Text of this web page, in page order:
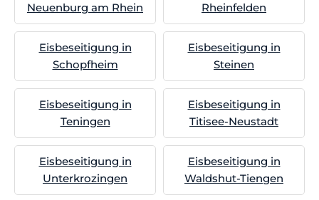
Neuenburg am Rhein
Rheinfelden
Eisbeseitigung in
Schopfheim
Eisbeseitigung in
Steinen
Eisbeseitigung in
Teningen
Eisbeseitigung in
Titisee-Neustadt
Eisbeseitigung in
Unterkrozingen
Eisbeseitigung in
Waldshut-Tiengen